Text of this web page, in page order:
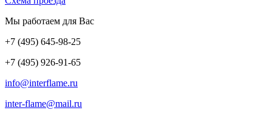
Мы работаем для Вас
+7 (495) 645-98-25
+7 (495) 926-91-65
info@interflame.ru
inter-flame@mail.ru